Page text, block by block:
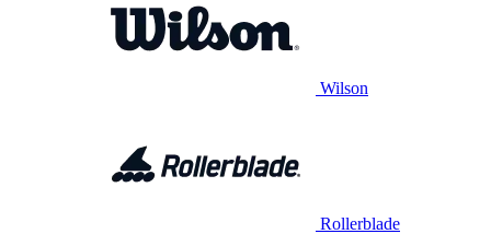
Wilson
Rollerblade